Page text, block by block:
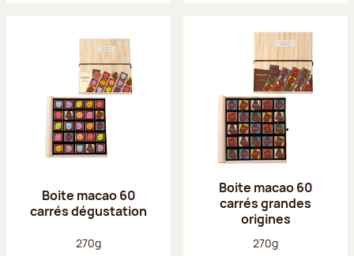
Boite macao 60
carrés dégustation
Poids net :
270g
Boite macao 60
carrés grandes
origines
Poids net :
270g